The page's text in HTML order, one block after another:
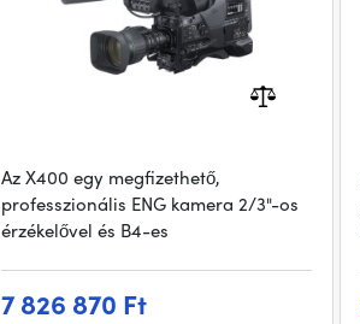
Az X400 egy megfizethető,
professzionális ENG kamera 2/3"-os
érzékelővel és B4-es
7 826 870 Ft